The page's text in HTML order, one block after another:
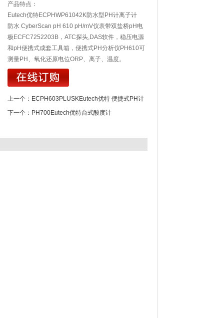
产品特点：
Eutech优特ECPHWP61042K防水型PH计离子计
防水 CyberScan pH 610 pH/mV仪表带双盐桥pH电
极ECFC7252203B，ATC探头,DAS软件，稳压电源
和pH便携式成套工具箱，便携式PH分析仪PH610可
测量PH、氧化还原电位ORP、离子、温度。
上一个： ECPH603PLUSKEutech优特 便捷式PH计
下一个： PH700Eutech优特台式酸度计